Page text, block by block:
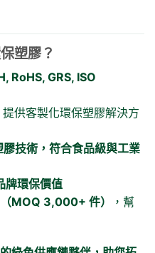
塑膠？
RoHS, GRS, ISO
提供客製化環保塑膠解決方
技術，符合食品級與工業
牌環保價值
MOQ 3,000+ 件）
，幫